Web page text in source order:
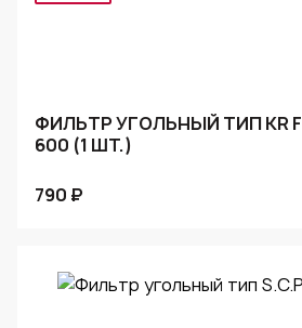
ФИЛЬТР УГОЛЬНЫЙ ТИП KR F
600 (1 ШТ.)
790 ₽